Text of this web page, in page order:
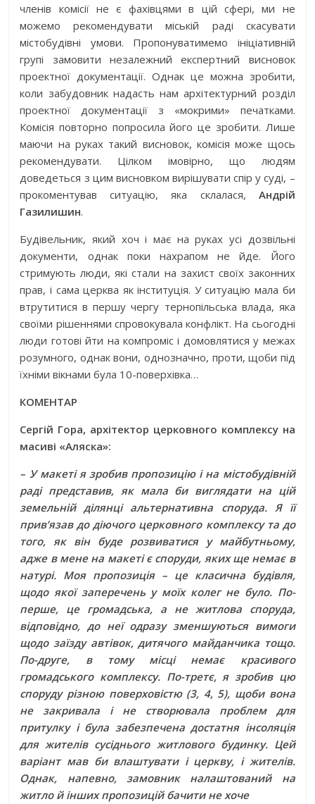
членів комісії не є фахівцями в цій сфері, ми не
можемо рекомендувати міській раді скасувати
містобудівні умови. Пропонуватимемо ініціативній
групі замовити незалежний експертний висновок
проектної документації. Однак це можна зробити,
коли забудовник надасть нам архітектурний розділ
проектної документації з «мокрими» печатками.
Комісія повторно попросила його це зробити. Лише
маючи на руках такий висновок, комісія може щось
рекомендувати. Цілком імовірно, що людям
доведеться з цим висновком вирішувати спір у суді, –
прокоментував ситуацію, яка склалася, Андрій
Газилишин.
Будівельник, який хоч і має на руках усі дозвільні
документи, однак поки нахрапом не йде. Його
стримують люди, які стали на захист своїх законних
прав, і сама церква як інституція. У ситуацію мала би
втрутитися в першу чергу тернопільська влада, яка
своїми рішеннями спровокувала конфлікт. На сьогодні
люди готові йти на компроміс і домовлятися у межах
розумного, однак вони, однозначно, проти, щоби під
їхніми вікнами була 10-поверхівка…
КОМЕНТАР
Сергій Гора, архітектор церковного комплексу на
масиві «Аляска»:
– У макеті я зробив пропозицію і на містобудівній
раді представив, як мала би виглядати на цій
земельній ділянці альтернативна споруда. Я її
прив’язав до діючого церковного комплексу та до
того, як він буде розвиватися у майбутньому,
адже в мене на макеті є споруди, яких ще немає в
натурі. Моя пропозиція – це класична будівля,
щодо якої заперечень у моїх колег не було. По-
перше, це громадська, а не житлова споруда,
відповідно, до неї одразу зменшуються вимоги
щодо заїзду автівок, дитячого майданчика тощо.
По-друге, в тому місці немає красивого
громадського комплексу. По-третє, я зробив цю
споруду різною поверховістю (3, 4, 5), щоби вона
не закривала і не створювала проблем для
притулку і була забезпечена достатня інсоляція
для жителів сусіднього житлового будинку. Цей
варіант мав би влаштувати і церкву, і жителів.
Однак, напевно, замовник налаштований на
житло й інших пропозицій бачити не хоче